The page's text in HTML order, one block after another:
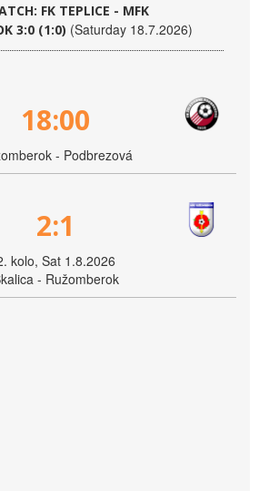
FK TEPLICE - MFK
3:0 (1:0) (Saturday 18.7.2026)
18:00
- Podbrezová
2:1
kolo, Sat 1.8.2026
- Ružomberok